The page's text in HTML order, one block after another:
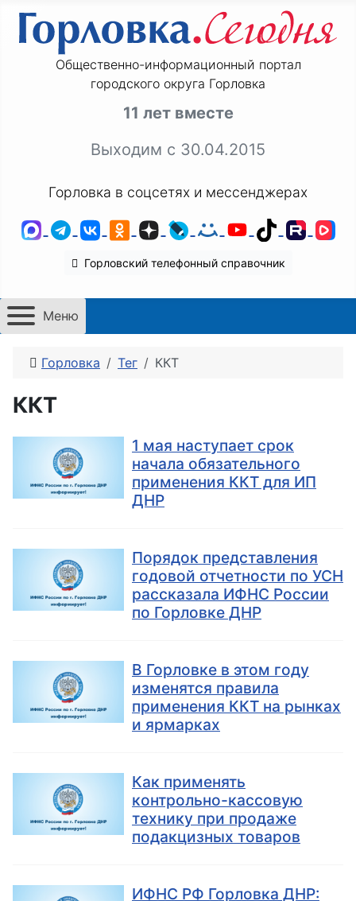
Общественно-информационный портал
городского округа Горловка
11 лет вместе
Выходим с 30.04.2015
Горловка в соцсетях и мессенджерах
MAXTelegram
ВКонтакте
Одноклассники
ДзенLiveJournal
Мой Мир
YouTube
TikTok
Горловский телефонный справочник
Меню
Горловка Тег ККТ
ККТ
1 мая наступает срок
начала обязательного
применения ККТ для ИП
ДНР
Порядок представления
годовой отчетности по УСН
рассказала ИФНС России
по Горловке ДНР
В Горловке в этом году
изменятся правила
применения ККТ на рынках
и ярмарках
Как применять
контрольно-кассовую
технику при продаже
подакцизных товаров
ИФНС РФ Горловка ДНР: